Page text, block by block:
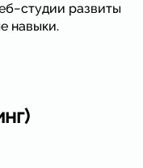
развиты
навыки.